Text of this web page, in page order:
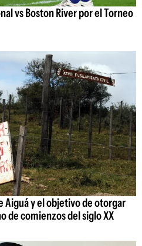
vs Boston River por el Torneo
Aiguá y el objetivo de otorgar
de comienzos del siglo XX